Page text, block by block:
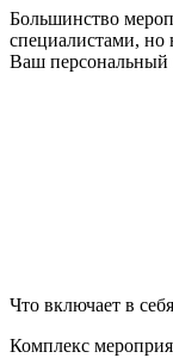
Большинство
специалистами, но
Ваш персональный
Что включает в
Комплекс